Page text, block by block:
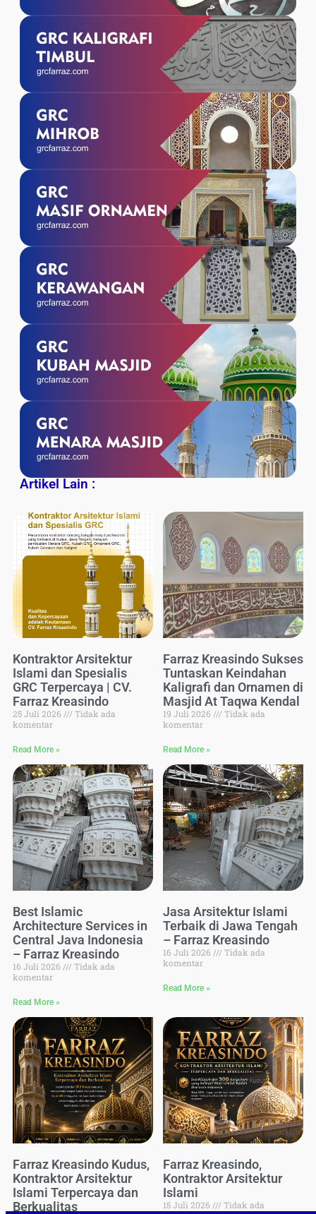
Artikel Lain :
Kontraktor Arsitektur
Islami dan Spesialis
GRC Terpercaya | CV.
Farraz Kreasindo
25 Juli 2026
Tidak ada
komentar
Read More »
Farraz Kreasindo Sukses
Tuntaskan Keindahan
Kaligrafi dan Ornamen di
Masjid At Taqwa Kendal
19 Juli 2026
Tidak ada
komentar
Read More »
Best Islamic
Architecture Services in
Central Java Indonesia
– Farraz Kreasindo
16 Juli 2026
Tidak ada
komentar
Read More »
Jasa Arsitektur Islami
Terbaik di Jawa Tengah
– Farraz Kreasindo
16 Juli 2026
Tidak ada
komentar
Read More »
Farraz Kreasindo Kudus,
Kontraktor Arsitektur
Islami Terpercaya dan
Berkualitas
Farraz Kreasindo,
Kontraktor Arsitektur
Islami
15 Juli 2026
Tidak ada